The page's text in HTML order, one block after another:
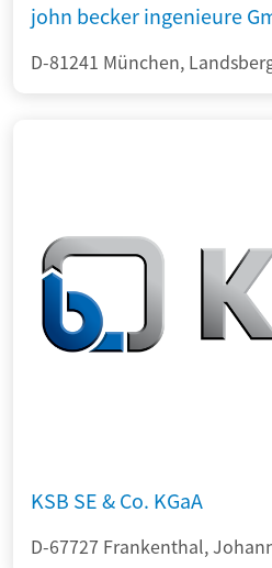
john becker ingenieure
D-81241 München,
KSB SE & Co. KGaA
D-67727 Frankenthal,